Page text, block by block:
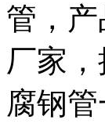
管，
厂家
腐钢